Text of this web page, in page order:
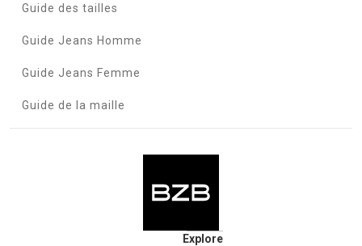
Guide des tailles
Guide Jeans Homme
Guide Jeans Femme
Guide de la maille
Explore